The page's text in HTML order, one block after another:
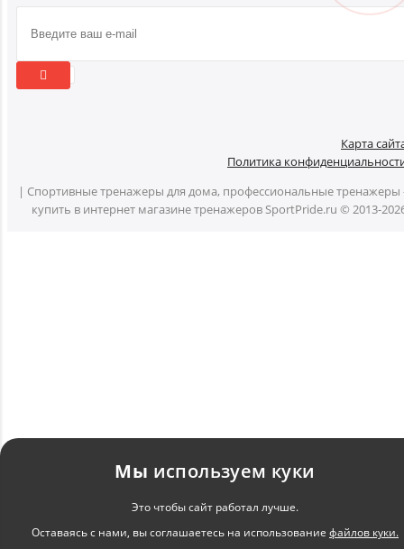
Карта
Политика
| Спортивные тренажеры для дома, профессиональные тренажеры
купить в интернет магазине тренажеров SportPride.ru © 2013-
Мы используем куки
Это чтобы сайт работал лучше.
Оставаясь с нами, вы соглашаетесь на использование файлов куки.